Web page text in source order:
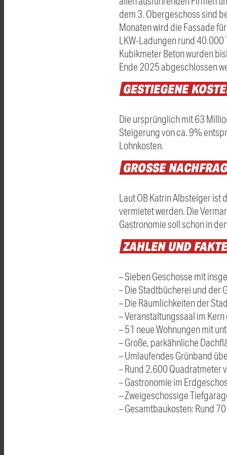
dem 3. Obergeschoss sind
Monaten wird die Fassade
LKW-Ladungen rund 40.000
Kubikmeter Beton wurden
Ende 2025 abgeschlossen
GESTIEGENE
Die ursprünglich mit 63
Steigerung von ca. 9%
Lohnkosten.
GROSSE
Laut OB Katrin Albsteiger ist
vermietet werden. Die
Gastronomie soll schon in
ZAHLENUND
– Sieben Geschosse mit
– Die Stadtbücherei und der
– Die Räumlichkeiten der
– Veranstaltungssaal im
– 51 neue Wohnungen mit
– Große, parkähnliche
– Umlaufendes Grünband
– Rund 2.600 Quadratmeter
– Gastronomie im
– Zweigeschossige
– Gesamtbaukosten: Rund